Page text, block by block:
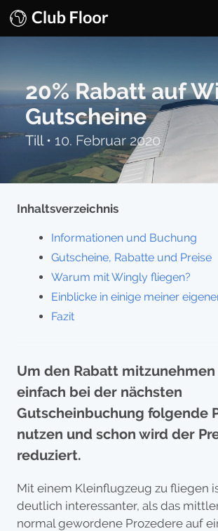
20% Rabatt auf
Gutscheine
Till• 10. Februar 2020
Inhaltsverzeichnis
Informationen und Buchung
Gutscheine, Rabatte und Preise
Warum mit Wingly fliegen?
Einblicke in einige meiner
Fazit
Um den Rabatt
einfach bei der nächsten
Gutscheinbuchung folgende
nutzen und schon wird der
reduziert.
Mit einem Kleinflugzeug zu fliegen
deutlich interessanter, als das
normal gewordene Prozedere auf